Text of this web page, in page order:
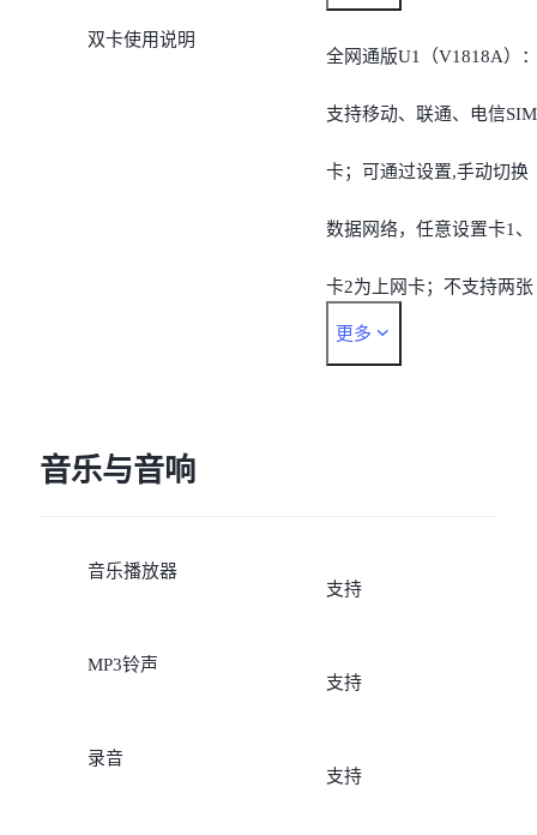
4G TDD-
LTE:B34/B38/B39/B40/B41
注：不支持4G+网络。
双卡使用说明
全网通版U1（V1818A）
支持移动、联通、电信SIM
卡；可通过设置,手动切换
数据网络，任意设置卡1、
卡2为上网卡；不支持两张
电信卡同时使用。
更多
音乐与音响
音乐播放器
支持
MP3铃声
支持
录音
支持